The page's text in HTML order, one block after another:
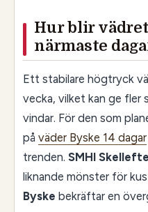
Hur blir
närmaste
Ett stabilare högtryck
vecka, vilket kan ge fler
vindar. För den som
på väder Byske 14 dagar
trenden. SMHI
liknande mönster för
Byske bekräftar en